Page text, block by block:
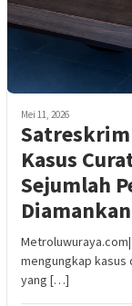
Mei 11, 2026
Kasus
Sejumlah
Diamankan
mengungkap kasus
yang […]